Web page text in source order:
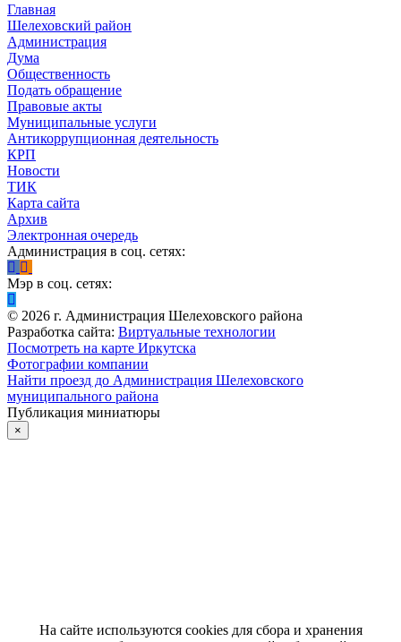
Главная
Шелеховский район
Администрация
Дума
Общественность
Подать обращение
Правовые акты
Муниципальные услуги
Антикоррупционная деятельность
КРП
Новости
ТИК
Карта сайта
Архив
Электронная очередь
Администрация в соц. сетях:
Мэр в соц. сетях:
© 2026 г. Администрация Шелеховского района
Разработка сайта: Виртуальные технологии
Посмотреть на карте Иркутска
Фотографии компании
Найти проезд до Администрация Шелеховского
муниципального района
Публикация миниатюры
×
На сайте используются cookies для сбора и хранения